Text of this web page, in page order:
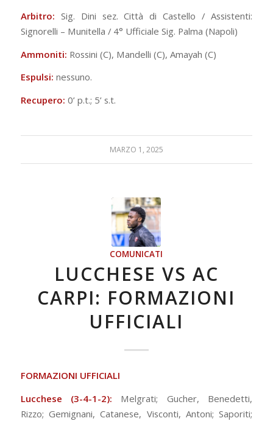
Arbitro: Sig. Dini sez. Città di Castello / Assistenti:
Signorelli – Munitella / 4° Ufficiale Sig. Palma (Napoli)
Ammoniti: Rossini (C), Mandelli (C), Amayah (C)
Espulsi: nessuno.
Recupero: 0’ p.t.; 5’ s.t.
MARZO 1, 2025
COMUNICATI
LUCCHESE VS AC
CARPI: FORMAZIONI
UFFICIALI
FORMAZIONI UFFICIALI
Lucchese (3-4-1-2): Melgrati; Gucher, Benedetti,
Rizzo; Gemignani, Catanese, Visconti, Antoni; Saporiti;